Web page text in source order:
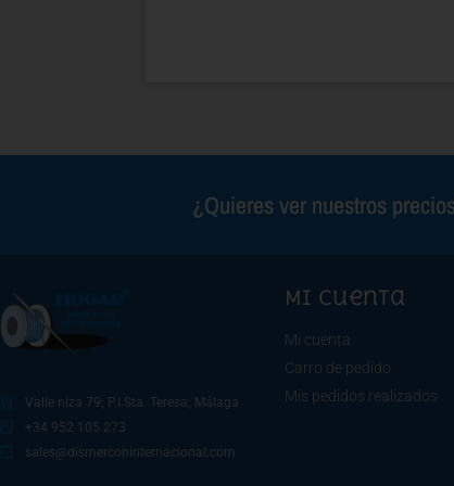
¿Quieres ver nuestros
Valle niza 79; P.I.Sta. Teresa; Málaga
+34 952 105 273
sales@dismerconinternacional.com
Mi cuenta
Mi cuenta
Carro de pedido
Mis pedidos realizados